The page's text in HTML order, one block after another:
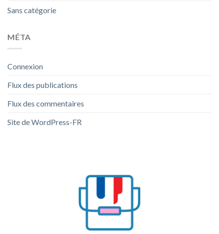
Sans catégorie
MÉTA
Connexion
Flux des publications
Flux des commentaires
Site de WordPress-FR